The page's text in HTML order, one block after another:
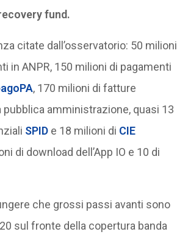
fund.
citate dall’osservatorio: 50 milioni
in ANPR, 150 milioni di pagamenti
, 170 milioni di fatture
amministrazione, quasi 13
SPIDe 18 milioni di CIE
di download dell’App IO e 10 di
che grossi passi avanti sono
sul fronte della copertura banda